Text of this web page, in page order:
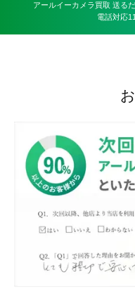
アールイーカメラ買取 送る
電話対応